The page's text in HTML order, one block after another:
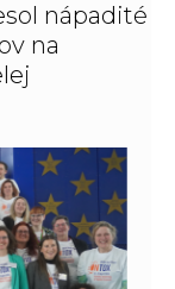
nápadité
na